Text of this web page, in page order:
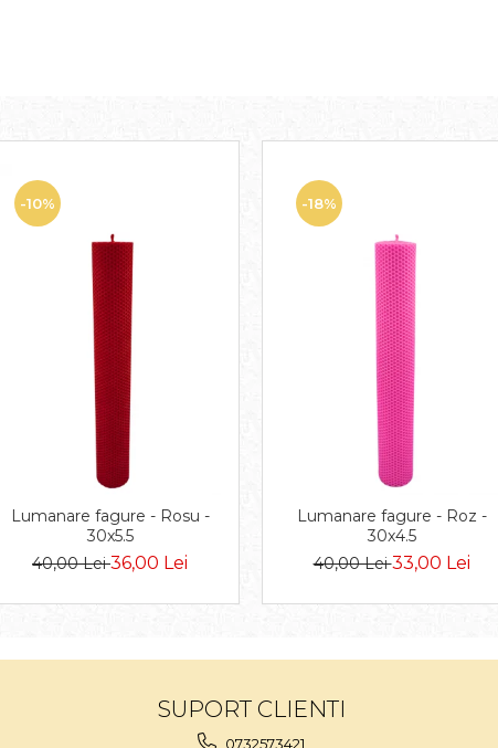
-10%
Lumanare fagure - Rosu -
30x5.5
40,00 Lei36,00 Lei
-18%
Lumanare fagure - Roz -
30x4.5
40,00 Lei33,00 Lei
SUPORT CLIENTI
0732573421